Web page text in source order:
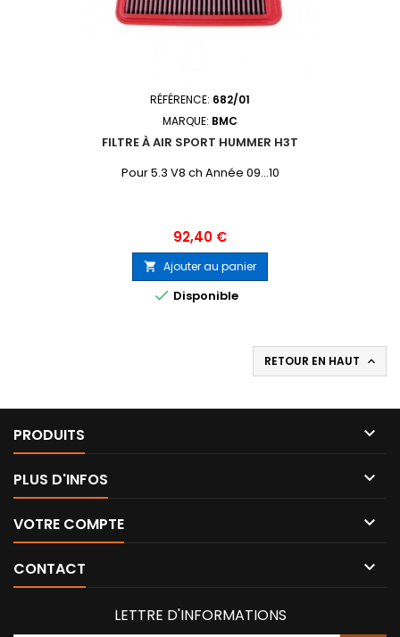
RÉFÉRENCE: 682/01
MARQUE: BMC
FILTRE À AIR SPORT HUMMER H3T
Pour 5.3 V8 ch Année 09...10
Prix
92,40 €
 Ajouter au panier
 Disponible
RETOUR EN HAUT 
PRODUITS 
PLUS D'INFOS 
VOTRE COMPTE 
CONTACT 
LETTRE D'INFORMATIONS